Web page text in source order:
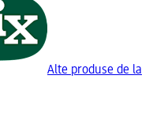
Alte produse de la